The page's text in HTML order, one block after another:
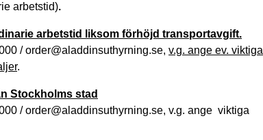
arbetstid).
arbetstid liksom förhöjd transportavgift.
/ order@aladdinsuthyrning.se, v.g. ange ev. viktiga
.
Stockholms stad
/ order@aladdinsuthyrning.se, v.g. ange viktiga